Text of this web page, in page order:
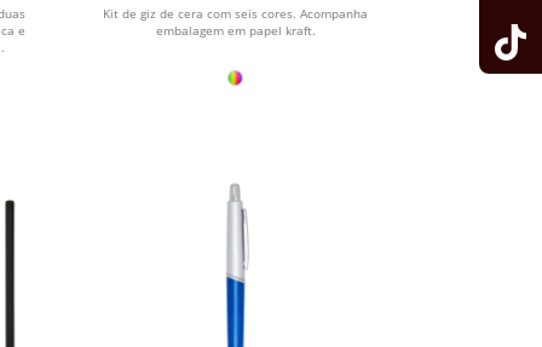
e
Kit de giz de cera com seis cores. Acompanha
embalagem em papel kraft.